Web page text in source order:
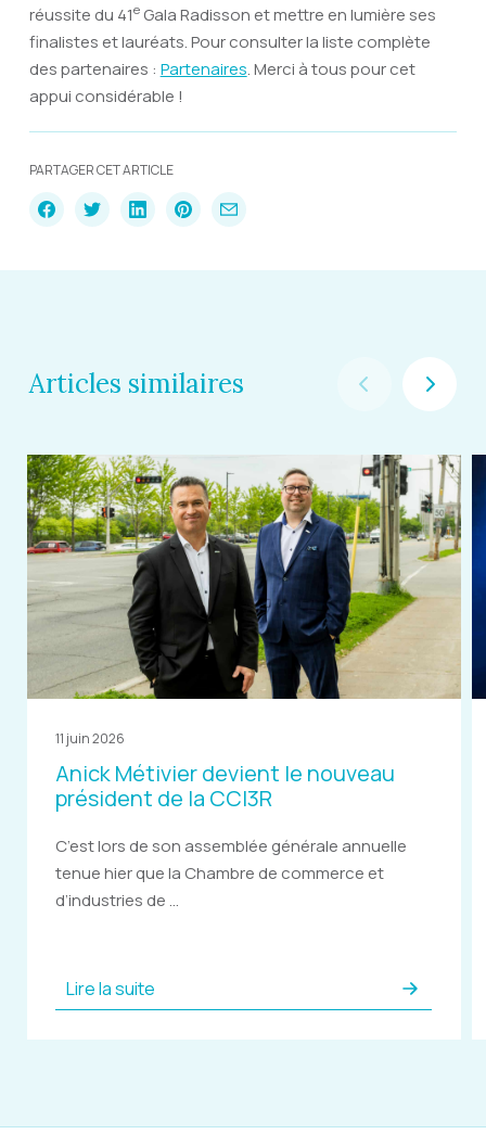
réussite du 41eGala Radisson et mettre en lumière ses
finalistes et lauréats. Pour consulter la liste complète
des partenaires : Partenaires. Merci à tous pour cet
appui considérable !
PARTAGER CET ARTICLE
Articles similaires
11 juin 2026
Anick Métivier devient le nouveau
président de la CCI3R
C’est lors de son assemblée générale annuelle
tenue hier que la Chambre de commerce et
d’industries de ...
Lire la suite